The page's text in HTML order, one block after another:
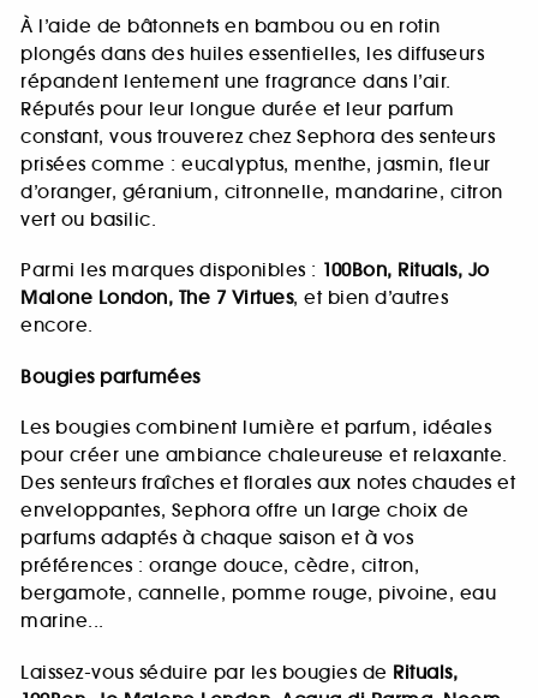
À l’aide de bâtonnets en bambou ou en rotin
plongés dans des huiles essentielles, les diffuseurs
répandent lentement une fragrance dans l’air.
Réputés pour leur longue durée et leur parfum
constant, vous trouverez chez Sephora des senteurs
prisées comme : eucalyptus, menthe, jasmin, fleur
d’oranger, géranium, citronnelle, mandarine, citron
vert ou basilic.
Parmi les marques disponibles : 100Bon, Rituals, Jo
Malone London, The 7 Virtues, et bien d’autres
encore.
Bougies parfumées
Les bougies combinent lumière et parfum, idéales
pour créer une ambiance chaleureuse et relaxante.
Des senteurs fraîches et florales aux notes chaudes et
enveloppantes, Sephora offre un large choix de
parfums adaptés à chaque saison et à vos
préférences : orange douce, cèdre, citron,
bergamote, cannelle, pomme rouge, pivoine, eau
marine...
Laissez-vous séduire par les bougies de Rituals,